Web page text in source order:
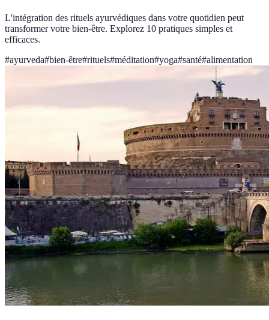
L'intégration des rituels ayurvédiques dans votre quotidien peut
transformer votre bien-être. Explorez 10 pratiques simples et
efficaces.
#ayurveda#bien-être#rituels#méditation#yoga#santé#alimentation